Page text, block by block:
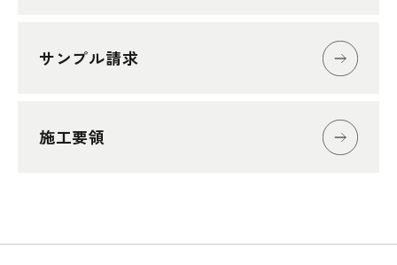
サンプル請求
施工要領